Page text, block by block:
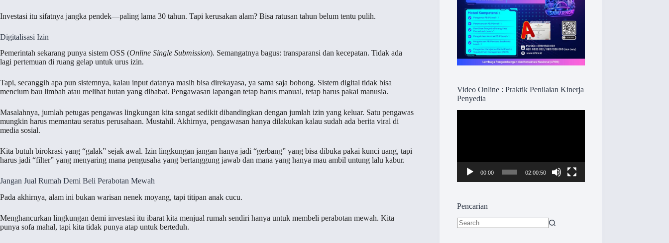
Investasi itu sifatnya jangka pendek—paling lama 30 tahun. Tapi kerusakan alam? Bisa ratusan tahun belum tentu pulih.
Digitalisasi Izin
Pemerintah sekarang punya sistem OSS (Online Single Submission). Semangatnya bagus: transparansi dan kecepatan. Tidak ada
lagi pertemuan di ruang gelap untuk urus izin.
Tapi, secanggih apa pun sistemnya, kalau input datanya masih bisa direkayasa, ya sama saja bohong. Sistem digital tidak bisa
mencium bau limbah atau melihat hutan yang dibabat. Pengawasan lapangan tetap harus manual, tetap harus pakai manusia.
Masalahnya, jumlah petugas pengawas lingkungan kita sangat sedikit dibandingkan dengan jumlah izin yang keluar. Satu pengawas
mungkin harus memantau seratus perusahaan. Mustahil. Akhirnya, pengawasan hanya dilakukan kalau sudah ada berita viral di
media sosial.
Kita butuh birokrasi yang “galak” sejak awal. Izin lingkungan jangan hanya jadi “gerbang” yang bisa dibuka pakai kunci uang, tapi
harus jadi “filter” yang menyaring mana pengusaha yang bertanggung jawab dan mana yang hanya mau ambil untung lalu kabur.
Jangan Jual Rumah Demi Beli Perabotan Mewah
Pada akhirnya, alam ini bukan warisan nenek moyang, tapi titipan anak cucu.
Menghancurkan lingkungan demi investasi itu ibarat kita menjual rumah sendiri hanya untuk membeli perabotan mewah. Kita
punya sofa mahal, tapi kita tidak punya atap untuk berteduh.
Video Online : Praktik Penilaian Kinerja
Penyedia
00:00 02:00:50
Pencarian